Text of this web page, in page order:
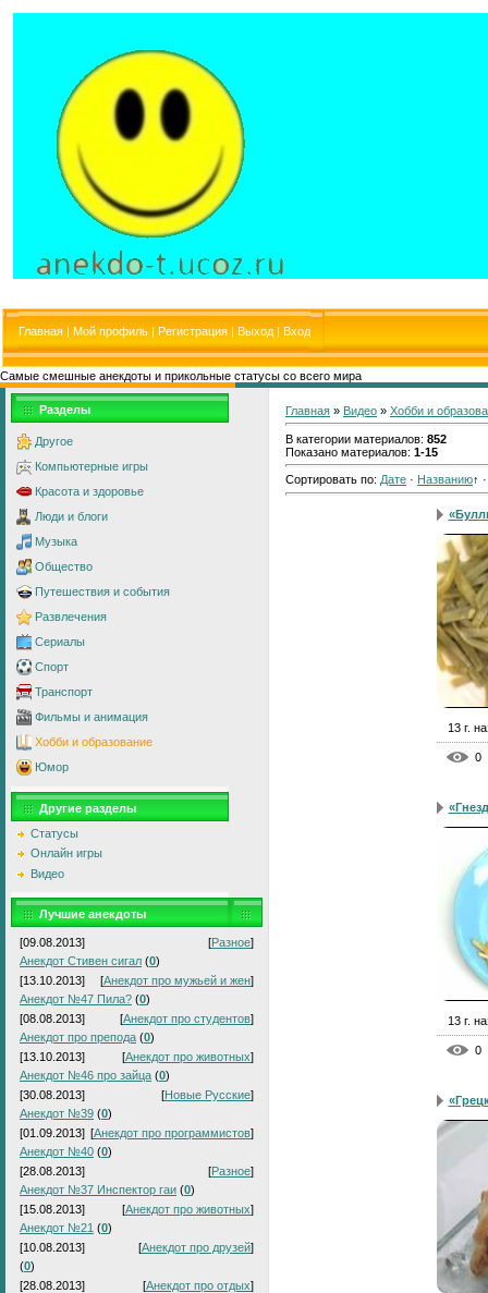
Главная | Мой профиль | Регистрация | Выход | Вход
Самые смешные анекдоты и прикольные статусы со всего мира
Разделы
Другое
Компьютерные игры
Красота и здоровье
Люди и блоги
Музыка
Общество
Путешествия и события
Развлечения
Сериалы
Спорт
Транспорт
Фильмы и анимация
Хобби и образование
Юмор
Другие разделы
Статусы
Онлайн игры
Видео
Лучшие анекдоты
[09.08.2013] [Разное]
Анекдот Стивен сигал (0)
[13.10.2013]
[Анекдот про мужьей и жен]
Анекдот №47 Пила? (0)
[08.08.2013]
[Анекдот про студентов]
Анекдот про препода (0)
[13.10.2013]
[Анекдот про животных]
Анекдот №46 про зайца (0)
[30.08.2013]
[Новые Русские]
Анекдот №39 (0)
[01.09.2013] [Анекдот про программистов]
Анекдот №40 (0)
[28.08.2013]
[Разное]
Анекдот №37 Инспектор гаи (0)
[15.08.2013]
[Анекдот про животных]
Анекдот №21 (0)
[10.08.2013]
[Анекдот про друзей]
(0)
[28.08.2013]
[Анекдот про отдых]
Главная » Видео » Хобби и
В категории материалов: 852
Показано материалов: 1-15
Сортировать по: Дате · Названию↑
13 г.
0
13 г.
0